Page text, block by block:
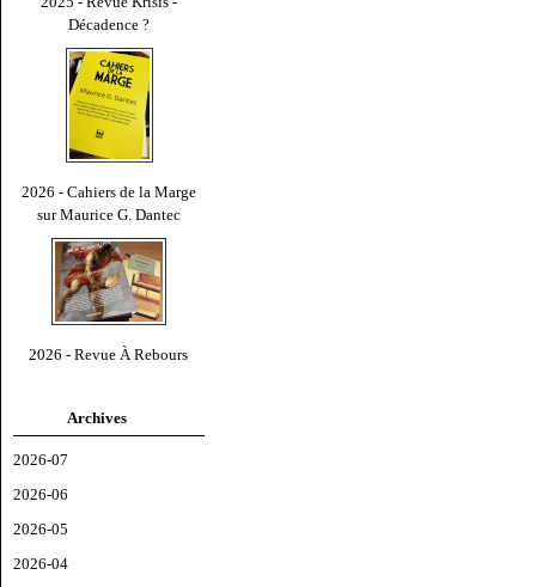
Décadence ?
2026 - Cahiers de la Marge
sur Maurice G. Dantec
2026 - Revue À Rebours
Archives
2026-07
2026-06
2026-05
2026-04